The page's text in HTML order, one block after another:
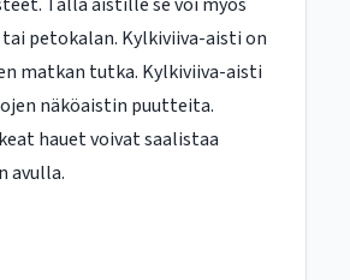
petokalan. Kylkiviiva-aisti on
matkan tutka. Kylkiviiva-aisti
näköaistin puutteita.
hauet voivat saalistaa
avulla.